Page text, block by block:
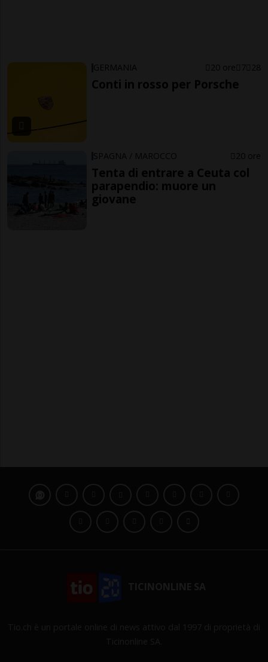
GERMANIA 20 ore 7 28
Conti in rosso per Porsche
SPAGNA / MAROCCO 20 ore
Tenta di entrare a Ceuta col
parapendio: muore un
giovane